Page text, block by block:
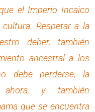
el Imperio Incaico
Respetar a la
deber, también
ancestral a los
debe perderse, la
ahora, y también
que se encuentra